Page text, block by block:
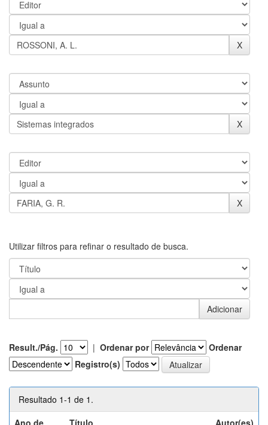
Utilizar filtros para refinar o resultado de busca.
Result./Pág. | Ordenar por
Ordenar
Registro(s)
Resultado 1-1 de 1.
Ano de
Título Autor(es)